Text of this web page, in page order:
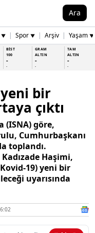
Ara
▼ | Spor ▼ | Arşiv | Yaşam ▼
BİST
100
-
-
GRAM
ALTIN
-
-
TAM
ALTIN
-
-
yeni bir
çıktı
(ISNA) göre,
Cumhurbaşkanı
toplandı.
Haşimi,
19) yeni bir
uyarısında